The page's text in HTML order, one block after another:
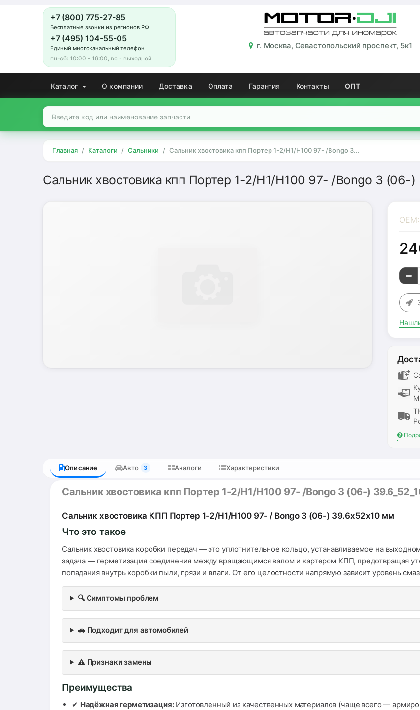
+7 (800) 775-27-85
Бесплатные звонки из регионов РФ
+7 (495) 104-55-05
Единый многоканальный телефон
пн-сб: 10:00 - 19:00, вс - выходной
г. Москва, Севастопольский проспект, 5к1
Каталог О компании Доставка Оплата Гарантия Контакты ОПТ
Главная Каталоги Сальники Сальник хвостовика кпп Портер 1-2/H1/Н100 97- /Bongo 3...
Сальник хвостовика кпп Портер 1-2/H1/Н100 97- /Bongo 3 (06-)
OEM:
Описание Авто 3 Аналоги Характеристики
Сальник хвостовика кпп Портер 1-2/H1/Н100 97- /Bongo 3 (06-)
Сальник хвостовика КПП Портер 1-2/H1/H100 97- / Bongo 3 (06-) 39.6x52x10 мм
Что это такое
Сальник хвостовика коробки передач — это уплотнительное кольцо, устанавливаемое на
задача — герметизация соединения между вращающимся валом и картером КПП, предотвращая
попадания внутрь коробки пыли, грязи и влаги. От его целостности напрямую зависит уровень
🔍 Симптомы проблем
🚗 Подходит для автомобилей
⚠️ Признаки замены
Преимущества
✔ Надёжная герметизация:Изготовленный из качественных материалов (чаще всего —